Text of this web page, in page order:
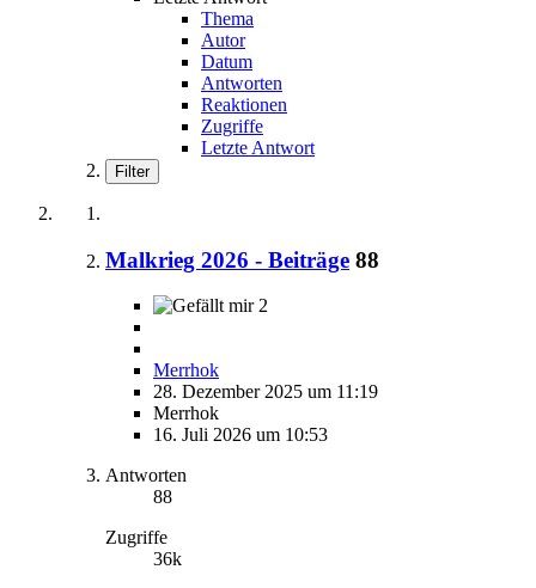
Thema
Autor
Datum
Antworten
Reaktionen
Zugriffe
Letzte Antwort
Filter
Malkrieg 2026 - Beiträge 88
2
Merrhok
28. Dezember 2025 um 11:19
Merrhok
16. Juli 2026 um 10:53
Antworten
88
Zugriffe
36k